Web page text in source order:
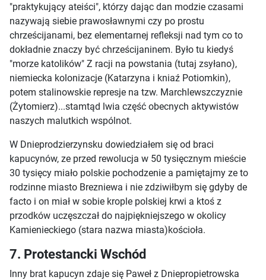
"praktykujący ateiści", którzy dając dan modzie czasami
nazywają siebie prawosławnymi czy po prostu
chrześcijanami, bez elementarnej refleksji nad tym co to
dokładnie znaczy być chrześcijaninem. Było tu kiedyś
"morze katolików" Z racji na powstania (tutaj zsyłano),
niemiecka kolonizacje (Katarzyna i kniaź Potiomkin),
potem stalinowskie represje na tzw. Marchlewszczyznie
(Żytomierz)...stamtąd lwia część obecnych aktywistów
naszych malutkich wspólnot.
W Dnieprodzierzynsku dowiedziałem się od braci
kapucynów, ze przed rewolucja w 50 tysięcznym mieście
30 tysięcy miało polskie pochodzenie a pamiętajmy ze to
rodzinne miasto Brezniewa i nie zdziwiłbym się gdyby de
facto i on miał w sobie krople polskiej krwi a ktoś z
przodków uczęszczał do najpiękniejszego w okolicy
Kamienieckiego (stara nazwa miasta)kościoła.
7. Protestancki Wschód
Inny brat kapucyn zdaje się Paweł z Dniepropietrowska